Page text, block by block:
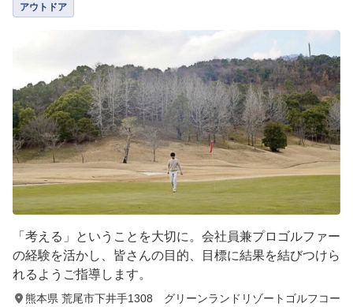
アウトドア
「考える」ということを大切に。会社員兼プロゴルファー
の経験を活かし、皆さんの目的、目標に結果を結びつけら
れるようご指導します。
熊本県 荒尾市下井手1308 グリーンランドリゾートゴルフコー